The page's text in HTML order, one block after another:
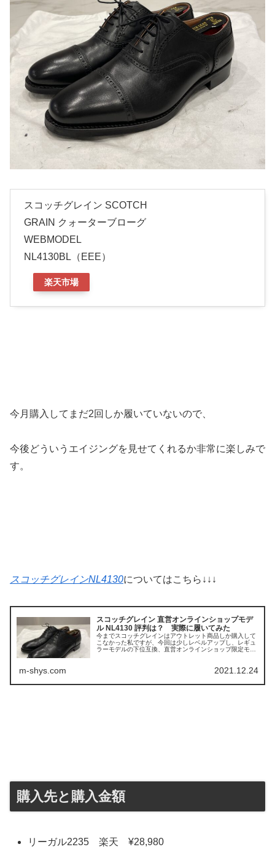
スコッチグレイン SCOTCH
GRAIN クォーターブローグ
WEBMODEL
NL4130BL（EEE）
楽天市場
今月購入してまだ2回しか履いていないので、
今後どういうエイジングを見せてくれるか非常に楽しみで
す。
スコッチグレインNL4130についてはこちら↓↓↓
スコッチグレイン 直営オンラインショップモデ
ル NL4130 評判は？ 実際に履いてみた
今までスコッチグレインはアウトレット商品しか購入して
こなかった私ですが、今回は少しレベルアップし、レギュ
ラーモデルの下位互換、直営オンラインショップ限定モデ
m-shys.com 2021.12.24
購入先と購入金額
リーガル2235 楽天 ¥28,980